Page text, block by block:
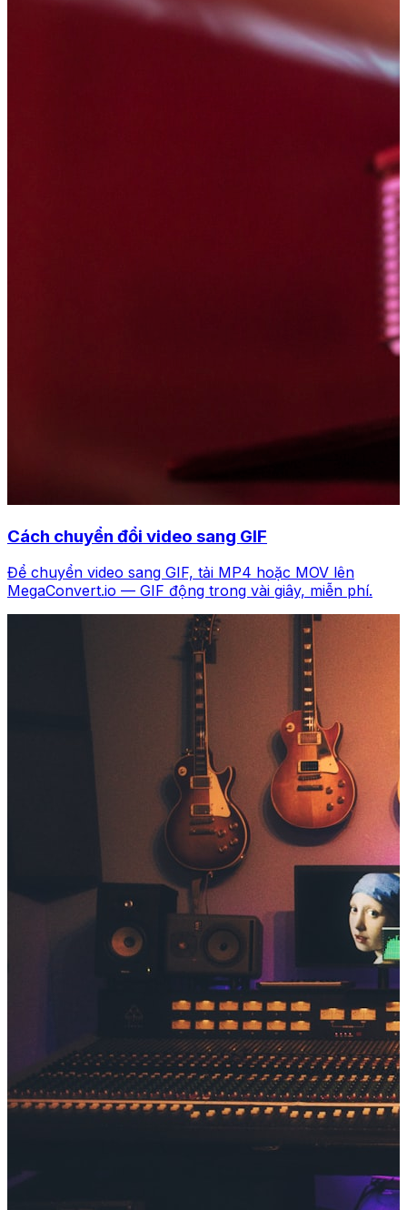
Cách chuyển đổi video sang GIF
Để chuyển video sang GIF, tải MP4 hoặc MOV lên
MegaConvert.io — GIF động trong vài giây, miễn phí.